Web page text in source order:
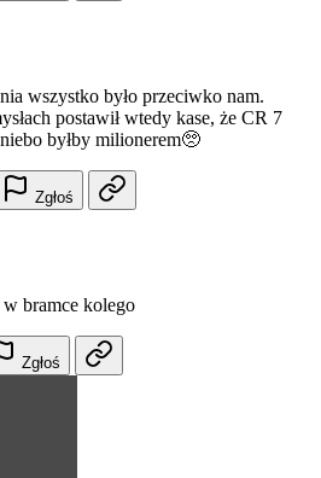
wszystko było przeciwko nam.
postawił wtedy kase, że CR 7
byłby milionerem🥺
Zgłoś
bramce kolego
Zgłoś